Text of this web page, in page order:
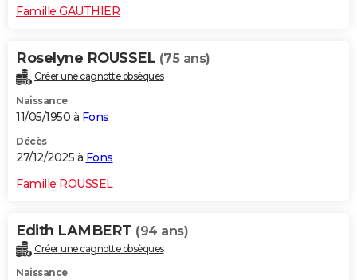
Famille GAUTHIER
Roselyne ROUSSEL (75 ans)
Créer une cagnotte obsèques
Naissance
11/05/1950 à Fons
Décès
27/12/2025 à Fons
Famille ROUSSEL
Edith LAMBERT (94 ans)
Créer une cagnotte obsèques
Naissance